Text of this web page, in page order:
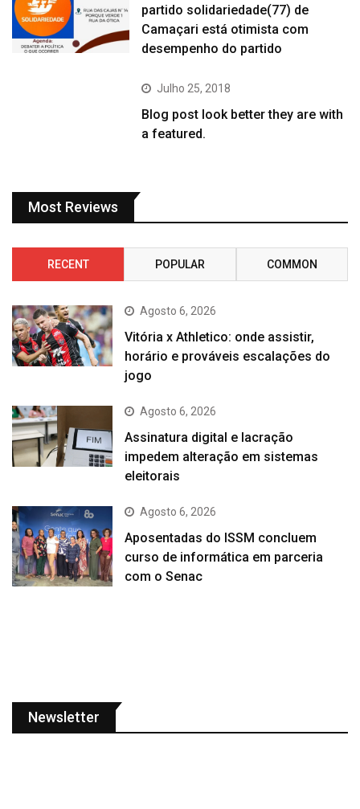
partido solidariedade(77) de
Camaçari está otimista com
desempenho do partido
Julho 25, 2018
Blog post look better they are with
a featured.
Most Reviews
RECENT POPULAR COMMON
Agosto 6, 2026
Vitória x Athletico: onde assistir,
horário e prováveis escalações do
jogo
Agosto 6, 2026
Assinatura digital e lacração
impedem alteração em sistemas
eleitorais
Agosto 6, 2026
Aposentadas do ISSM concluem
curso de informática em parceria
com o Senac
Newsletter